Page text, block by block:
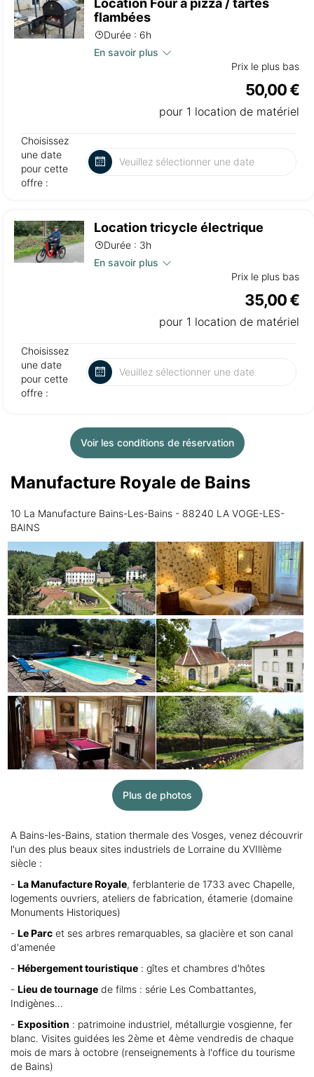
Location Four à pizza / tartes
flambées
Durée : 6h
En savoir plus
Prix le plus bas
50,00 €
pour 1 location de matériel
Choisissez
une date
pour cette
offre :
Location tricycle électrique
Durée : 3h
En savoir plus
Prix le plus bas
35,00 €
pour 1 location de matériel
Choisissez
une date
pour cette
offre :
Voir les conditions de réservation
Manufacture Royale de Bains
10 La Manufacture Bains-Les-Bains - 88240 LA VOGE-LES-
BAINS
Plus de photos
A Bains-les-Bains, station thermale des Vosges, venez découvrir
l'un des plus beaux sites industriels de Lorraine du XVIllème
siècle :
- La Manufacture Royale, ferblanterie de 1733 avec Chapelle,
logements ouvriers, ateliers de fabrication, étamerie (domaine
Monuments Historiques)
- Le Parc et ses arbres remarquables, sa glacière et son canal
d'amenée
- Hébergement touristique : gîtes et chambres d'hôtes
- Lieu de tournage de films : série Les Combattantes,
Indigènes...
- Exposition : patrimoine industriel, métallurgie vosgienne, fer
blanc. Visites guidées les 2ème et 4ème vendredis de chaque
mois de mars à octobre (renseignements à l'office du tourisme
de Bains)